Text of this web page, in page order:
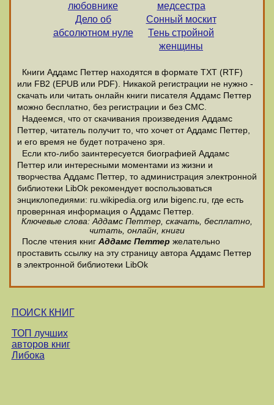
любовнике
Дело об
абсолютном нуле
медсестра
Сонный москит
Тень стройной
женщины
Книги Аддамс Петтер находятся в формате ТХТ (RTF)
или FB2 (EPUB или PDF). Никакой регистрации не нужно -
скачать или читать онлайн книги писателя Аддамс Петтер
можно бесплатно, без регистрации и без СМС.
Надеемся, что от скачивания произведения Аддамс
Петтер, читатель получит то, что хочет от Аддамс Петтер,
и его время не будет потрачено зря.
Если кто-либо заинтересуется биографией Аддамс
Петтер или интересными моментами из жизни и
творчества Аддамс Петтер, то администрация электронной
библиотеки LibOk рекомендует воспользоваться
энциклопедиями: ru.wikipedia.org или bigenc.ru, где есть
провернная информация о Аддамс Петтер.
Ключевые слова: Аддамс Петтер, скачать, бесплатно,
читать, онлайн, книги
После чтения книг Аддамс Петтер желательно
проставить ссылку на эту страницу автора Аддамс Петтер
в электронной библиотеки LibOk
ПОИСК КНИГ
ТОП лучших
авторов книг
Либока